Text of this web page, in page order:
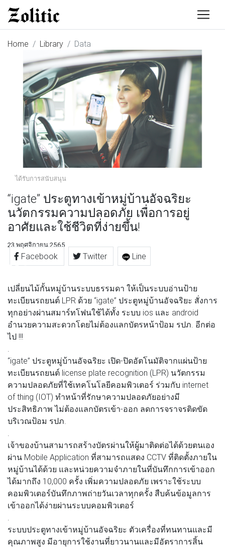
Home Library Data
ได้รับการสนับสนุน
“igate” ประตูทางเข้าหมู่บ้านอัจฉริยะ
นวัตกรรมความปลอดภัย เพื่อการอยู่
อาศัยและใช้ชีวิตที่ง่ายขึ้น!
23 พฤศจิกายน 2565
Facebook Twitter Line
เปลี่ยนไม้กั้นหมู่บ้านระบบธรรมดา ให้เป็นระบบอ่านป้าย
ทะเบียนรถยนต์ LPR ด้วย “igate” ประตูหมู่บ้านอัจฉริยะ สั่งการ
ทุกอย่างผ่านสมาร์ทโฟนใช้ได้ทั้ง ระบบ ios และ android
อำนวยความสะดวกโดยไม่ต้องแลกบัตรหน้าป้อม รปภ. อีกต่อ
ไป !!!
“igate” ประตูหมู่บ้านอัจฉริยะ เปิด-ปิดอัตโนมัติจากแผ่นป้าย
ทะเบียนรถยนต์ license plate recognition (LPR) นวัตกรรม
ความปลอดภัยที่ใช้เทคโนโลยีคอมพิวเตอร์ ร่วมกับ internet
of thing (IOT) ทำหน้าที่รักษาความปลอดภัยอย่างมี
ประสิทธิภาพ ไม่ต้องแลกบัตรเข้า-ออก ลดการจราจรติดขัด
บริเวณป้อม รปภ.
เจ้าของบ้านสามารถสร้างบัตรผ่านให้ผู้มาติดต่อได้ด้วยตนเอง
ผ่าน Mobile Application ที่สามารถแสดง CCTV ที่ติดตั้งภายใน
หมู่บ้านได้ด้วย และหน่วยความจำภายในที่บันทึกการเข้าออก
ได้มากถึง 10,000 ครั้ง เพิ่มความปลอดภัย เพราะใช้ระบบ
คอมพิวเตอร์บันทึกภาพถ่ายวันเวลาทุกครั้ง สืบค้นข้อมูลการ
เข้าออกได้ง่ายผ่านระบบคอมพิวเตอร์
ระบบประตูทางเข้าหมู่บ้านอัจฉริยะ ตัวเครื่องที่ทนทานและมี
คุณภาพสูง มีอายุการใช้งานที่ยาวนานและมีอัตราการสิ้น